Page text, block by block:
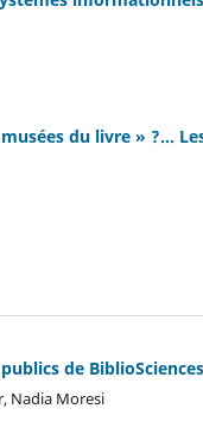
du livre » ?...
de
Nadia Moresi